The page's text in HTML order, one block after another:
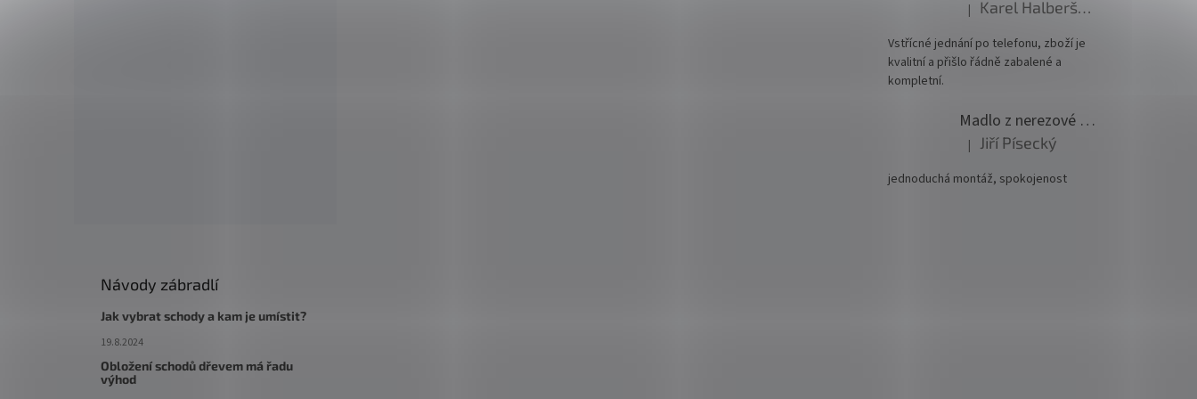
Hodnocení produktu je 5 z 5 hvězdiček.
| Karel Halberštádt
Vstřícné jednání po telefonu, zboží je
kvalitní a přišlo řádně zabalené a
kompletní.
Madlo z nerezové oceli pr. 42,4mm komplet - model 0116 - 3000mm
Hodnocení produktu je 5 z 5 hvězdiček.
| Jiří Písecký
jednoduchá montáž, spokojenost
Návody zábradlí
Jak vybrat schody a kam je umístit?
19.8.2024
Obložení schodů dřevem má řadu
výhod